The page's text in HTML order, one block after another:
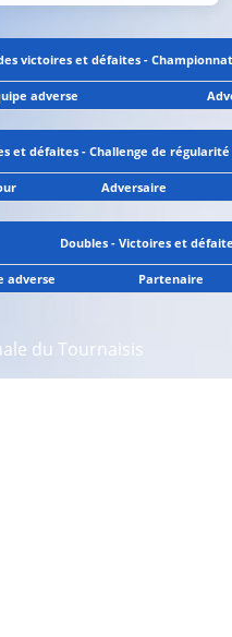
victoires et défaites - Championnat
adverse
et défaites - Challenge de régularité
Adversaire
Doubles - Victoires et
adverse Partenaire
du Tournaisis